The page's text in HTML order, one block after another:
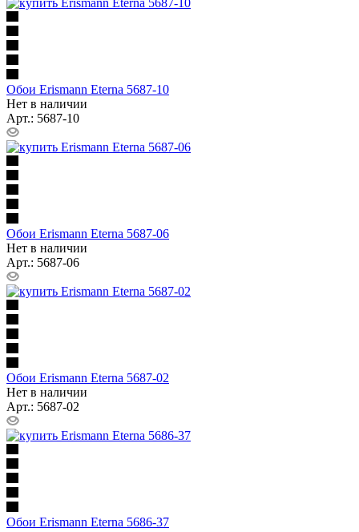
Обои Erismann Eterna 5687-10
Нет в наличии
Арт.: 5687-10
Обои Erismann Eterna 5687-06
Нет в наличии
Арт.: 5687-06
Обои Erismann Eterna 5687-02
Нет в наличии
Арт.: 5687-02
Обои Erismann Eterna 5686-37